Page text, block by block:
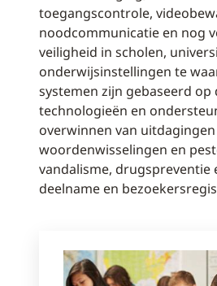
toegangscontrole,
noodcommunicatie en nog
veiligheid in scholen,
onderwijsinstellingen te
systemen zijn gebaseerd op
technologieën en
overwinnen van
woordenwisselingen en
vandalisme, drugspreventie
deelname en